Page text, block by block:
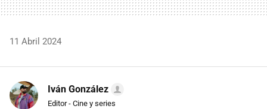
11 Abril 2024
Iván González
Editor - Cine y series